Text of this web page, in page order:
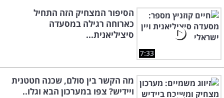
7:33
הסיפור המצחיק הזה התחיל
כארוחה רגילה במסעדה
סיציליאנית...
מה הקשר בין סולם, שכנה חטטנית
ויידיש? צפו במערכון הבא וגלו..